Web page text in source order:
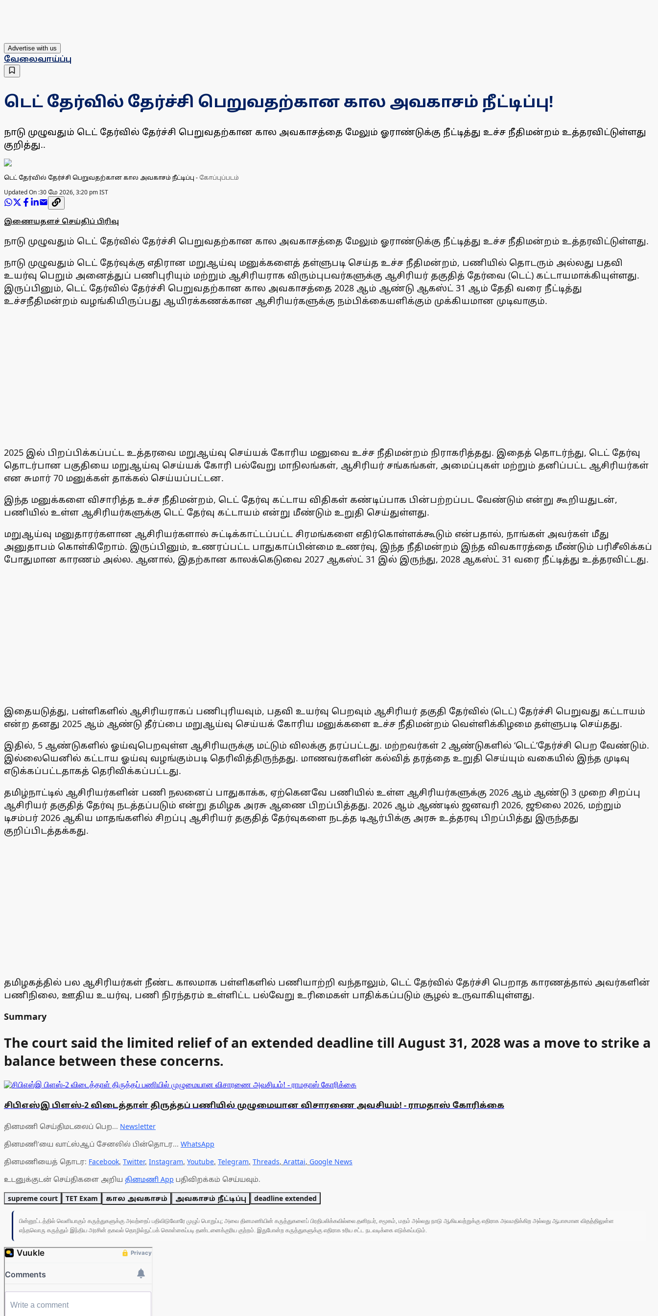
Advertise with us
வேலைவாய்ப்பு
டெட் தேர்வில் தேர்ச்சி பெறுவதற்கான கால அவகாசம் நீட்டிப்பு!
நாடு முழுவதும் டெட் தேர்வில் தேர்ச்சி பெறுவதற்கான கால அவகாசத்தை மேலும் ஓராண்டுக்கு நீட்டித்து உச்ச நீதிமன்றம் உத்தரவிட்டுள்ளது
குறித்து..
டெட் தேர்வில் தேர்ச்சி பெறுவதற்கான கால அவகாசம் நீட்டிப்பு - கோப்புப்படம்
Updated On :30 மே 2026, 3:20 pm IST
இணையதளச் செய்திப் பிரிவு
நாடு முழுவதும் டெட் தேர்வில் தேர்ச்சி பெறுவதற்கான கால அவகாசத்தை மேலும் ஓராண்டுக்கு நீட்டித்து உச்ச நீதிமன்றம் உத்தரவிட்டுள்ளது.
நாடு முழுவதும் டெட் தேர்வுக்கு எதிரான மறுஆய்வு மனுக்களைத் தள்ளுபடி செய்த உச்ச நீதிமன்றம், பணியில் தொடரும் அல்லது பதவி
உயர்வு பெறும் அனைத்துப் பணிபுரியும் மற்றும் ஆசிரியராக விரும்புபவர்களுக்கு ஆசிரியர் தகுதித் தேர்வை (டெட்) கட்டாயமாக்கியுள்ளது.
இருப்பினும், டெட் தேர்வில் தேர்ச்சி பெறுவதற்கான கால அவகாசத்தை 2028 ஆம் ஆண்டு ஆகஸ்ட் 31 ஆம் தேதி வரை நீட்டித்து
உச்சநீதிமன்றம் வழங்கியிருப்பது ஆயிரக்கணக்கான ஆசிரியர்களுக்கு நம்பிக்கையளிக்கும் முக்கியமான முடிவாகும்.
2025 இல் பிறப்பிக்கப்பட்ட உத்தரவை மறுஆய்வு செய்யக் கோரிய மனுவை உச்ச நீதிமன்றம் நிராகரித்தது. இதைத் தொடர்ந்து, டெட் தேர்வு
தொடர்பான பகுதியை மறுஆய்வு செய்யக் கோரி பல்வேறு மாநிலங்கள், ஆசிரியர் சங்கங்கள், அமைப்புகள் மற்றும் தனிப்பட்ட ஆசிரியர்கள்
என சுமார் 70 மனுக்கள் தாக்கல் செய்யப்பட்டன.
இந்த மனுக்களை விசாரித்த உச்ச நீதிமன்றம், டெட் தேர்வு கட்டாய விதிகள் கண்டிப்பாக பின்பற்றப்பட வேண்டும் என்று கூறியதுடன்,
பணியில் உள்ள ஆசிரியர்களுக்கு டெட் தேர்வு கட்டாயம் என்று மீண்டும் உறுதி செய்துள்ளது.
மறுஆய்வு மனுதாரர்களான ஆசிரியர்களால் சுட்டிக்காட்டப்பட்ட சிரமங்களை எதிர்கொள்ளக்கூடும் என்பதால், நாங்கள் அவர்கள் மீது
அனுதாபம் கொள்கிறோம். இருப்பினும், உணரப்பட்ட பாதுகாப்பின்மை உணர்வு, இந்த நீதிமன்றம் இந்த விவகாரத்தை மீண்டும் பரிசீலிக்கப்
போதுமான காரணம் அல்ல. ஆனால், இதற்கான காலக்கெடுவை 2027 ஆகஸ்ட் 31 இல் இருந்து, 2028 ஆகஸ்ட் 31 வரை நீட்டித்து உத்தரவிட்டது.
இதையடுத்து, பள்ளிகளில் ஆசிரியராகப் பணிபுரியவும், பதவி உயர்வு பெறவும் ஆசிரியர் தகுதி தேர்வில் (டெட்) தேர்ச்சி பெறுவது கட்டாயம்
என்ற தனது 2025 ஆம் ஆண்டு தீர்ப்பை மறுஆய்வு செய்யக் கோரிய மனுக்களை உச்ச நீதிமன்றம் வெள்ளிக்கிழமை தள்ளுபடி செய்தது.
இதில், 5 ஆண்டுகளில் ஓய்வுபெறவுள்ள ஆசிரியருக்கு மட்டும் விலக்கு தரப்பட்டது. மற்றவர்கள் 2 ஆண்டுகளில் ‘டெட்’தேர்ச்சி பெற வேண்டும்.
இல்லையெனில் கட்டாய ஓய்வு வழங்கும்படி தெரிவித்திருந்தது. மாணவர்களின் கல்வித் தரத்தை உறுதி செய்யும் வகையில் இந்த முடிவு
எடுக்கப்பட்டதாகத் தெரிவிக்கப்பட்டது.
தமிழ்நாட்டில் ஆசிரியர்களின் பணி நலனைப் பாதுகாக்க, ஏற்கெனவே பணியில் உள்ள ஆசிரியர்களுக்கு 2026 ஆம் ஆண்டு 3 முறை சிறப்பு
ஆசிரியர் தகுதித் தேர்வு நடத்தப்படும் என்று தமிழக அரசு ஆணை பிறப்பித்தது. 2026 ஆம் ஆண்டில் ஜனவரி 2026, ஜூலை 2026, மற்றும்
டிசம்பர் 2026 ஆகிய மாதங்களில் சிறப்பு ஆசிரியர் தகுதித் தேர்வுகளை நடத்த டிஆர்பிக்கு அரசு உத்தரவு பிறப்பித்து இருந்தது
குறிப்பிடத்தக்கது.
தமிழகத்தில் பல ஆசிரியர்கள் நீண்ட காலமாக பள்ளிகளில் பணியாற்றி வந்தாலும், டெட் தேர்வில் தேர்ச்சி பெறாத காரணத்தால் அவர்களின்
பணிநிலை, ஊதிய உயர்வு, பணி நிரந்தரம் உள்ளிட்ட பல்வேறு உரிமைகள் பாதிக்கப்படும் சூழல் உருவாகியுள்ளது.
Summary
The court said the limited relief of an extended deadline till August 31, 2028 was a move to strike a
balance between these concerns.
சிபிஎஸ்இ பிளஸ்-2 விடைத்தாள் திருத்தப் பணியில் முழுமையான விசாரணை அவசியம்! - ராமதாஸ் கோரிக்கை
தினமணி செய்திமடலைப் பெற... Newsletter
தினமணி'யை வாட்ஸ்ஆப் சேனலில் பின்தொடர... WhatsApp
தினமணியைத் தொடர: Facebook, Twitter, Instagram, Youtube, Telegram, Threads, Arattai, Google News
உடனுக்குடன் செய்திகளை அறிய தினமணி App பதிவிறக்கம் செய்யவும்.
supreme court TET Exam கால அவகாசம் அவகாசம் நீட்டிப்பு deadline extended
பின்னூட்டத்தில் வெளியாகும் கருத்துகளுக்கு அவற்றைப் பதிவிடுவோரே முழுப் பொறுப்பு; அவை தினமணியின் கருத்துகளைப் பிரதிபலிக்கவில்லை.தனிநபர், சமூகம், மதம் அல்லது நாடு ஆகியவற்றுக்கு எதிராக அவமதிக்கிற அல்லது ஆபாசமான விதத்திலுள்ள
எந்தவொரு கருத்தும் இந்திய அரசின் தகவல் தொழில்நுட்பக் கொள்கைப்படி தண்டனைக்குரிய குற்றம். இதுபோன்ற கருத்துகளுக்கு எதிராக உரிய சட்ட நடவடிக்கை எடுக்கப்படும்.